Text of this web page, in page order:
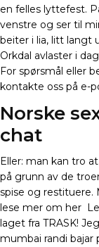
en felles lyttefest.
venstre og ser til
beiter i lia, litt langt
Orkdal avlaster i
For spørsmål eller
kontakte oss på e-
Norske
chat
Eller: man kan tro
på grunn av de
spise og restituere.
lese mer om her
laget fra TRASK!
mumbai randi bajar